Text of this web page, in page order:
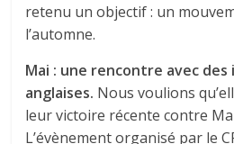
retenu un objectif : un
l’automne.
Mai : une rencontre avec
anglaises. Nous voulions
leur victoire récente contre
L’évènement organisé par le